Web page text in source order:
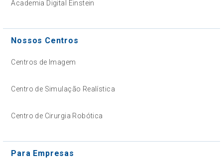
Academia Digital Einstein
Nossos Centros
Centros de Imagem
Centro de Simulação Realística
Centro de Cirurgia Robótica
Para Empresas